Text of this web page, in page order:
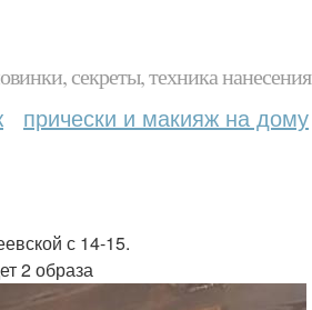
секреты, техника нанесения
прически и макияж на дому
с 14-15.
2 образа